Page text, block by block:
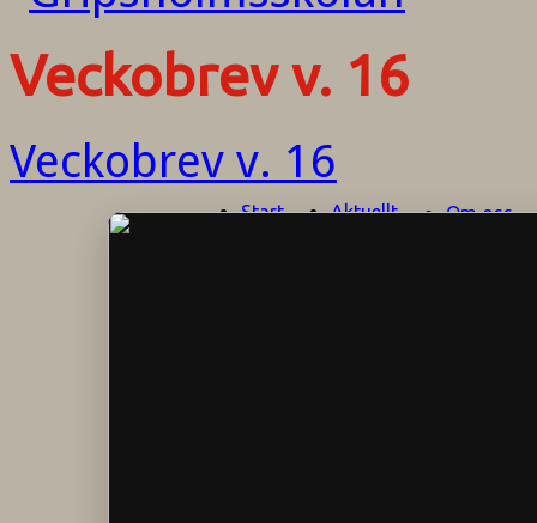
Start Aktuellt Om oss
Veckobrev v. 16
Veckobrev v. 16